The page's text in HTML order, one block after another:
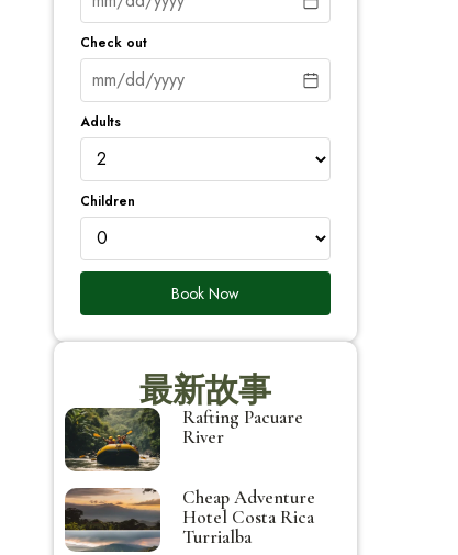
Check out
Adults
Children
Book Now
最新故事
Rafting Pacuare
River
Cheap Adventure
Hotel Costa Rica
Turrialba